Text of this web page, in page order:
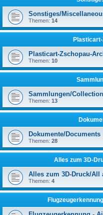
Sonstiges/
Themen: 14
Plasticart-Zschopau-
Themen: 10
Sammlungen/
Themen: 13
Dokumente/Documents
Themen: 28
Alles zum 3D-
Alles zum 3D-Druck/All
Themen: 4